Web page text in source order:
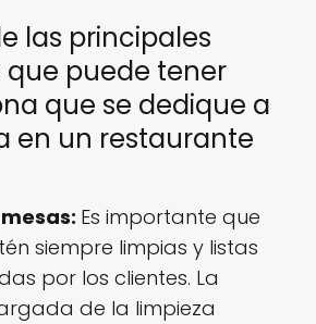
las principales
puede tener
que se dedique a
en un restaurante
Es importante que
siempre limpias y listas
por los clientes. La
de la limpieza